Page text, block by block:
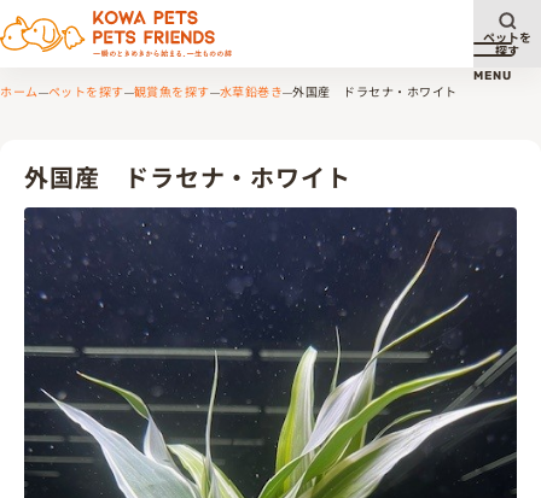
メニ
MENU
ペットを
探す
ホーム ペットを探す 観賞魚を探す 水草鉛巻き 外国産 ドラセナ・ホワイト
外国産 ドラセナ・ホワイト